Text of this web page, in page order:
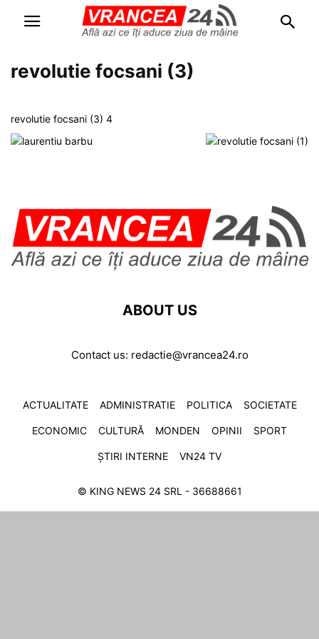
revolutie focsani (3)
revolutie focsani (3) 4
ABOUT US
Contact us: redactie@vrancea24.ro
ACTUALITATE ADMINISTRATIE POLITICA SOCIETATE
ECONOMIC CULTURĂ MONDEN OPINII SPORT
ȘTIRI INTERNE VN24 TV
© KING NEWS 24 SRL - 36688661